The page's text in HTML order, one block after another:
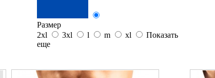
Размер
2xl
3xl l m xl
Показать
еще